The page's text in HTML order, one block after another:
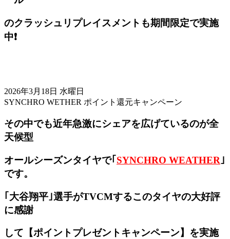
のクラッシュリプレイスメントも期間限定で実施
中❗️
2026年3月18日 水曜日
SYNCHRO WETHER ポイント還元キャンペーン
その中でも近年急激にシェアを広げているのが全
天候型
オールシーズンタイヤで｢ SYNCHRO WEATHER ｣
です。
｢大谷翔平｣選手がTVCMするこのタイヤの大好評
に感謝
して【ポイントプレゼントキャンペーン】を実施